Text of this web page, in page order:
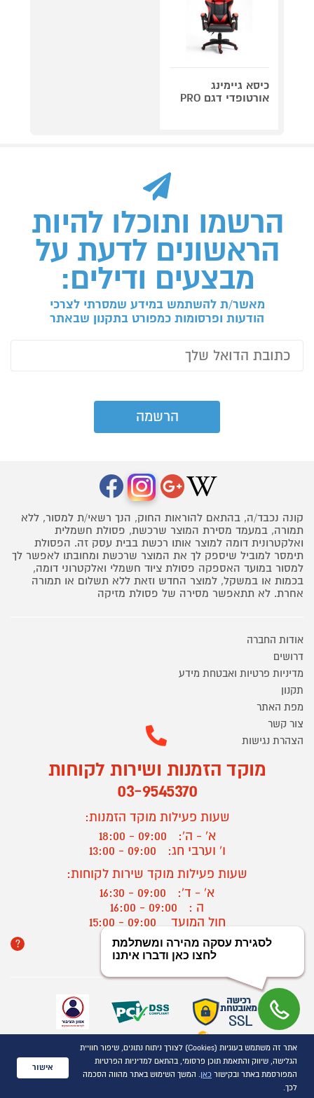
כיסא גיימינג
אורטופדי דגם PRO
הרשמו ותוכלו להיות
הראשונים לדעת על
מבצעים ודילים:
מאשר/ת להשתמש במידע שמסרתי לצרכי
הודעות ופרסומות כמפורט בתקנון שבאתר
קונה נכבד/ה, בהתאם להוראות החוק, הנך רשאי/ת למסור, ללא
תמורה, במעמד מסירת המוצר שרכשת, פסולת חשמלית
ואלקטרונית דומה למוצר אותו רכשת בבית עסק זה. הפסולת
תימסר למוביל שיספק לך את המוצר שרכשת ומחובתו לאפשר לך
למסור במועד האספקה פסולת ציוד חשמלי ואלקטרוני דומה,
בכמות או במשקל, למוצר החדש וזאת ללא תשלום או תמורה
אחרת. לא תתאפשר מסירה של פסולת מזיקה
אודות החברה
דרושים
מדיניות פרטיות ואבטחת מידע
תקנון
מפת האתר
צור קשר
הצהרת נגישות
מוקד הזמנות ושירות לקוחות
03-9545370
שעות פעילות מוקד הזמנות:
א' - ה':
09:00 - 18:00
ו' וערבי חג:
09:00 - 13:00
שעות פעילות מוקד שירות לקוחות:
א' - ד':
09:00 - 16:30
ה :
09:00 - 16:00
חול המועד
? יצירת קשר/ביטול הזמנה
כל הזכויות שמורות P1000© 2021
התמונות להמחשה בלבד
ט.ל.ח.
אתר זה משתמש בעוגיות (Cookies) לצורך ניתוח נתונים, שיפור חוויית
הגלישה, שיווק והתאמת תוכן פרסומי, בהתאם למדיניות הפרטיות
המפורסמת באתר ובקישור כאן. המשך השימוש באתר מהווה הסכמה
לכך.
אישור